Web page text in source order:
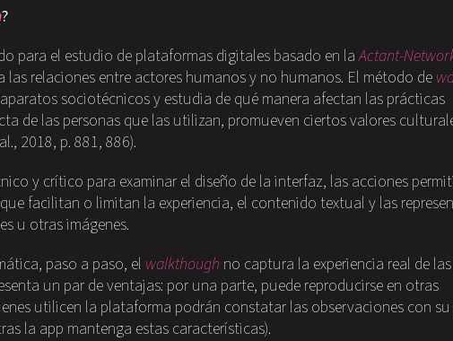
?
para el estudio de plataformas digitales basado en laActant-
las relaciones entre actores humanos y no humanos. El método de
sociotécnicos y estudia de qué manera afectan las prácticas
de las personas que las utilizan, promueven ciertos valores
2018, p. 881, 886).
y crítico para examinar el diseño de la interfaz, las acciones
facilitan o limitan la experiencia, el contenido textual y las
u otras imágenes.
paso a paso, el walkthough no captura la experiencia real de
un par de ventajas: por una parte, puede reproducirse en otras
utilicen la plataforma podrán constatar las observaciones con
la app mantenga estas características).